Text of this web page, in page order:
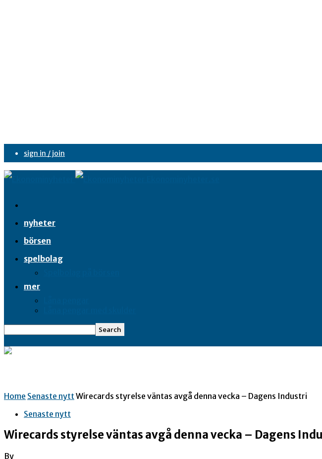
sign in / join
nyheter
börsen
spelbolag
mer
Home Senaste nytt Wirecards styrelse väntas avgå denna vecka – Dagens Industri
Senaste nytt
Wirecards styrelse väntas avgå denna vecka – Dagens
By